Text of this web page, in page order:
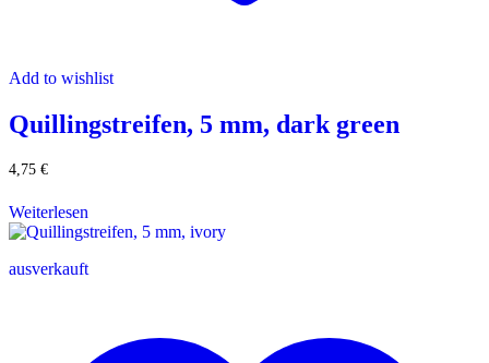
Add to wishlist
Quillingstreifen, 5 mm, dark green
4,75 €
Weiterlesen
ausverkauft